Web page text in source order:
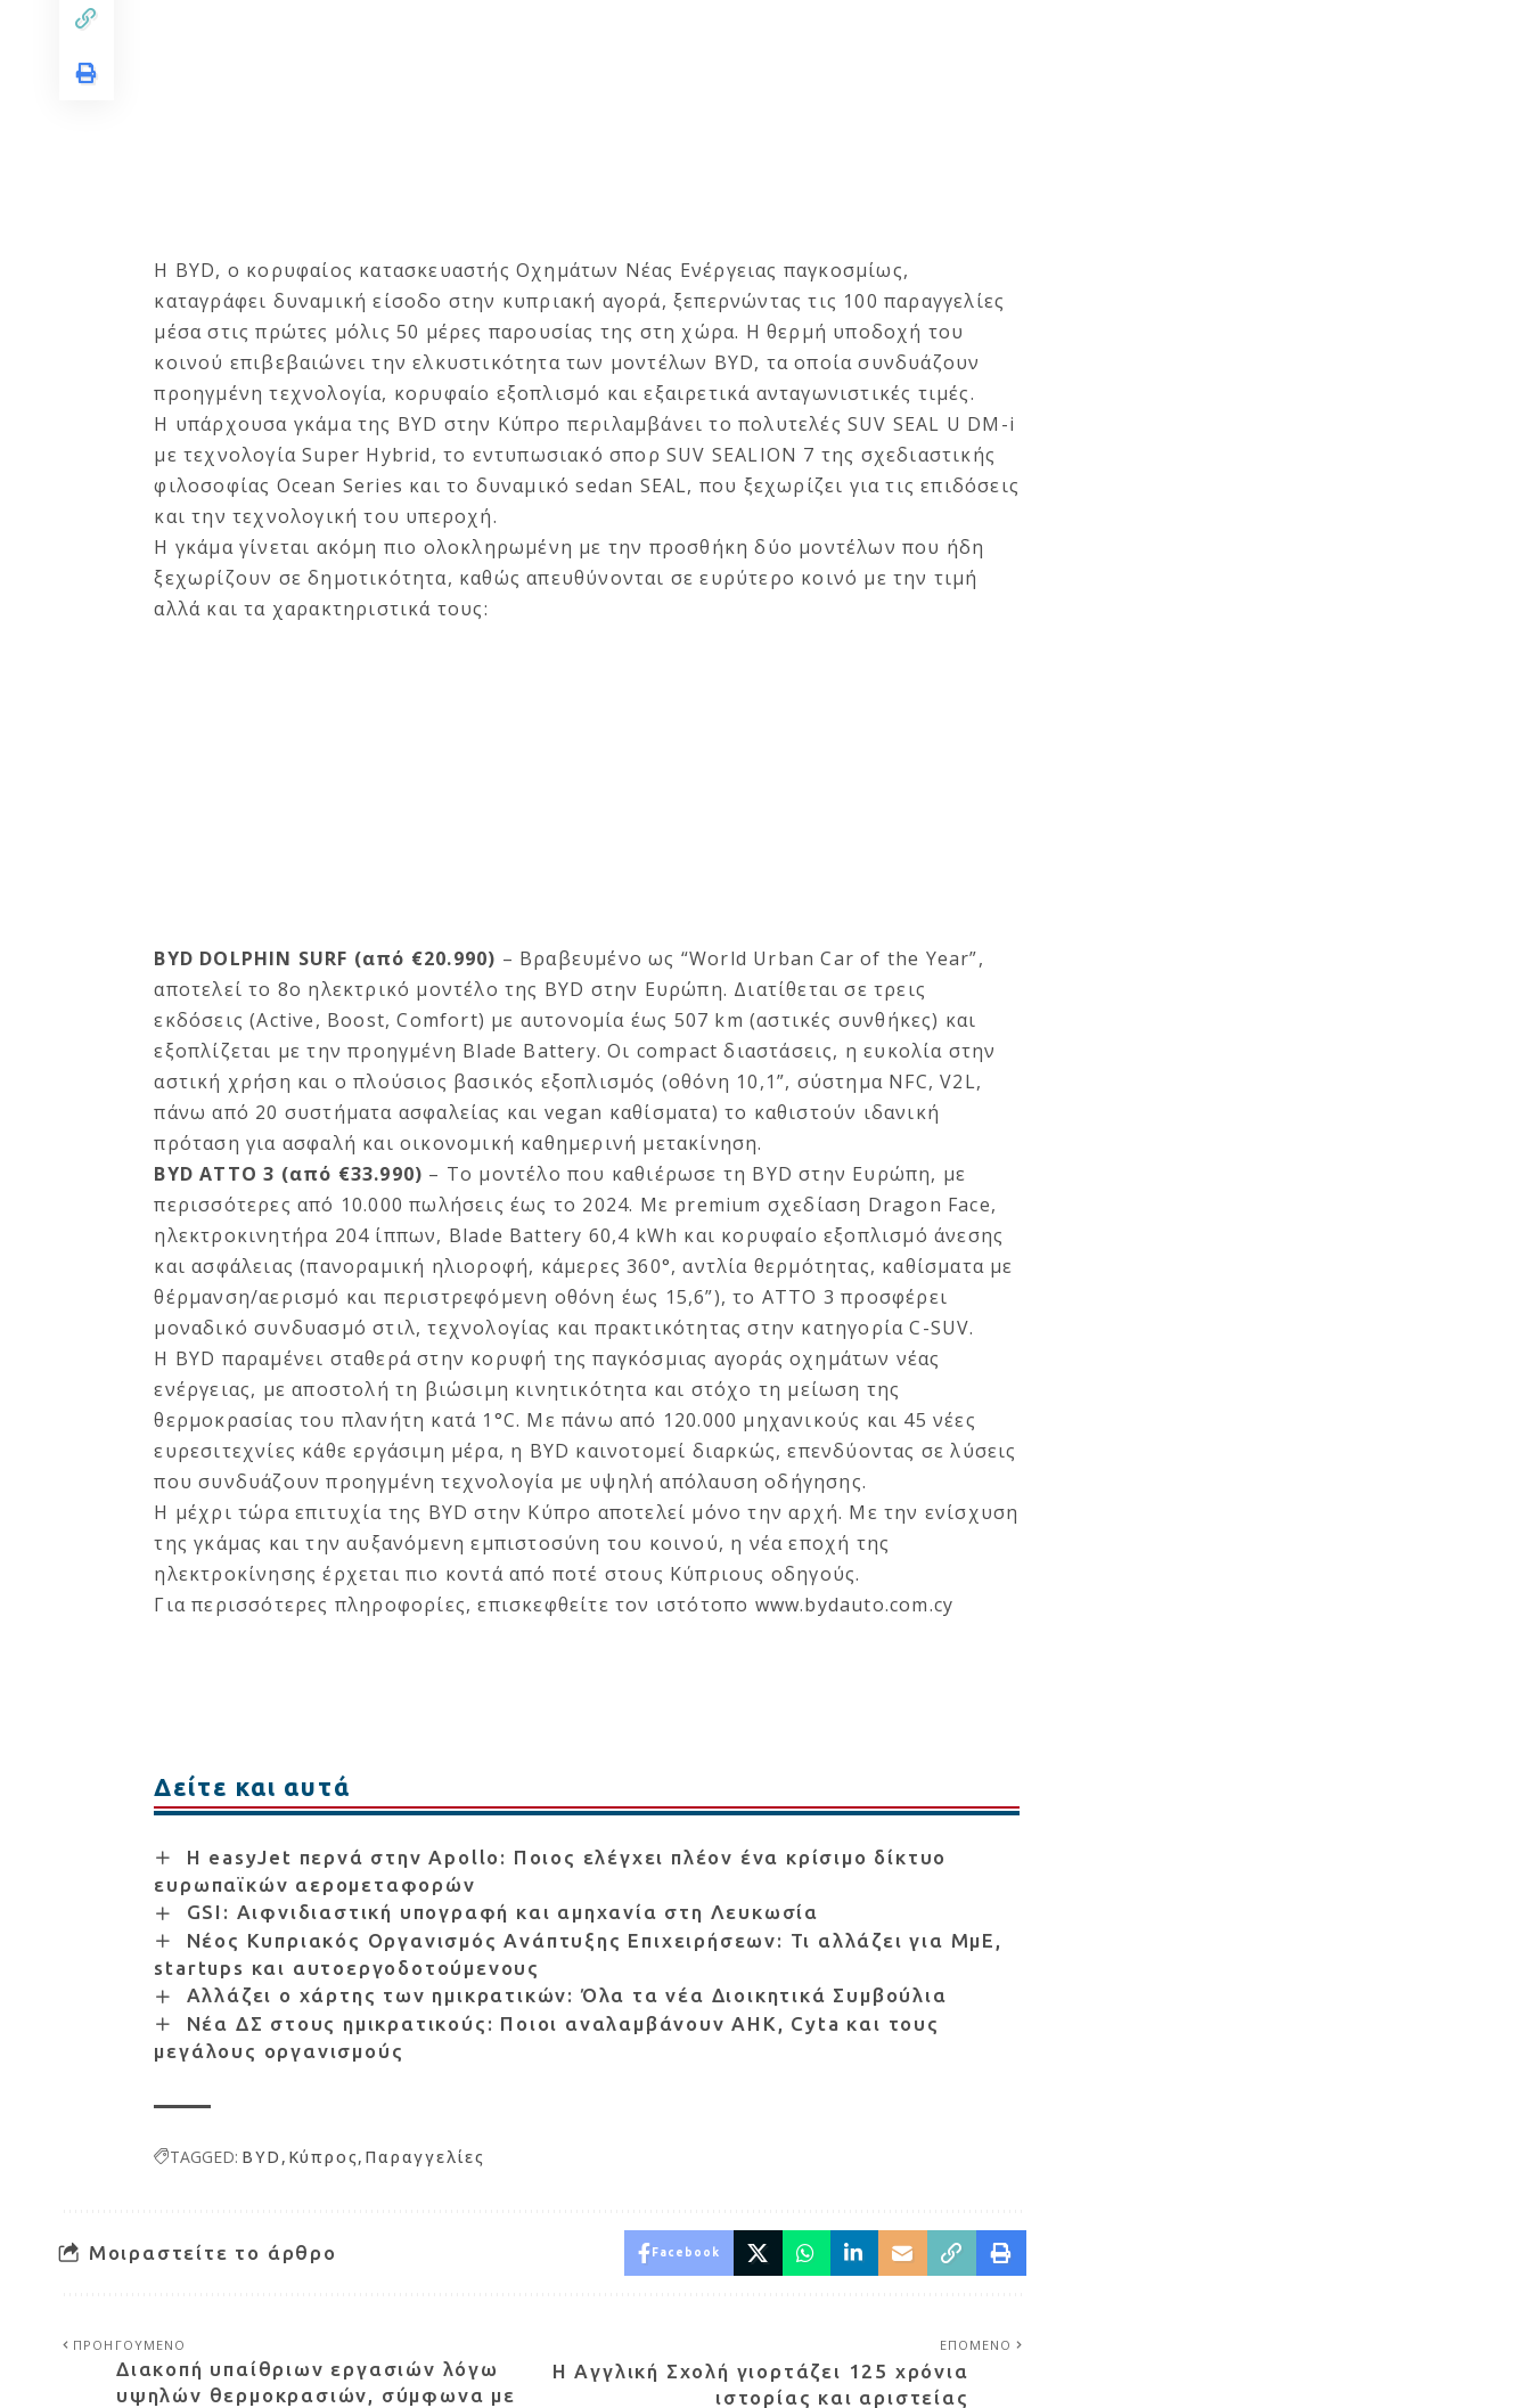
Η BYD, ο κορυφαίος κατασκευαστής Οχημάτων Νέας Ενέργειας παγκοσμίως,
καταγράφει δυναμική είσοδο στην κυπριακή αγορά, ξεπερνώντας τις 100 παραγγελίες
μέσα στις πρώτες μόλις 50 μέρες παρουσίας της στη χώρα. Η θερμή υποδοχή του
κοινού επιβεβαιώνει την ελκυστικότητα των μοντέλων BYD, τα οποία συνδυάζουν
προηγμένη τεχνολογία, κορυφαίο εξοπλισμό και εξαιρετικά ανταγωνιστικές τιμές.
Η υπάρχουσα γκάμα της BYD στην Κύπρο περιλαμβάνει το πολυτελές SUV SEAL U DM-i
με τεχνολογία Super Hybrid, το εντυπωσιακό σπορ SUV SEALION 7 της σχεδιαστικής
φιλοσοφίας Ocean Series και το δυναμικό sedan SEAL, που ξεχωρίζει για τις επιδόσεις
και την τεχνολογική του υπεροχή.
Η γκάμα γίνεται ακόμη πιο ολοκληρωμένη με την προσθήκη δύο μοντέλων που ήδη
ξεχωρίζουν σε δημοτικότητα, καθώς απευθύνονται σε ευρύτερο κοινό με την τιμή
αλλά και τα χαρακτηριστικά τους:
BYD DOLPHIN SURF (από €20.990) – Βραβευμένο ως “World Urban Car of the Year”,
αποτελεί το 8ο ηλεκτρικό μοντέλο της BYD στην Ευρώπη. Διατίθεται σε τρεις
εκδόσεις (Active, Boost, Comfort) με αυτονομία έως 507 km (αστικές συνθήκες) και
εξοπλίζεται με την προηγμένη Blade Battery. Οι compact διαστάσεις, η ευκολία στην
αστική χρήση και ο πλούσιος βασικός εξοπλισμός (οθόνη 10,1”, σύστημα NFC, V2L,
πάνω από 20 συστήματα ασφαλείας και vegan καθίσματα) το καθιστούν ιδανική
πρόταση για ασφαλή και οικονομική καθημερινή μετακίνηση.
BYD ATTO 3 (από €33.990) – Το μοντέλο που καθιέρωσε τη BYD στην Ευρώπη, με
περισσότερες από 10.000 πωλήσεις έως το 2024. Με premium σχεδίαση Dragon Face,
ηλεκτροκινητήρα 204 ίππων, Blade Battery 60,4 kWh και κορυφαίο εξοπλισμό άνεσης
και ασφάλειας (πανοραμική ηλιοροφή, κάμερες 360°, αντλία θερμότητας, καθίσματα με
θέρμανση/αερισμό και περιστρεφόμενη οθόνη έως 15,6”), το ATTO 3 προσφέρει
μοναδικό συνδυασμό στιλ, τεχνολογίας και πρακτικότητας στην κατηγορία C-SUV.
Η BYD παραμένει σταθερά στην κορυφή της παγκόσμιας αγοράς οχημάτων νέας
ενέργειας, με αποστολή τη βιώσιμη κινητικότητα και στόχο τη μείωση της
θερμοκρασίας του πλανήτη κατά 1°C. Με πάνω από 120.000 μηχανικούς και 45 νέες
ευρεσιτεχνίες κάθε εργάσιμη μέρα, η BYD καινοτομεί διαρκώς, επενδύοντας σε λύσεις
που συνδυάζουν προηγμένη τεχνολογία με υψηλή απόλαυση οδήγησης.
Η μέχρι τώρα επιτυχία της BYD στην Κύπρο αποτελεί μόνο την αρχή. Με την ενίσχυση
της γκάμας και την αυξανόμενη εμπιστοσύνη του κοινού, η νέα εποχή της
ηλεκτροκίνησης έρχεται πιο κοντά από ποτέ στους Κύπριους οδηγούς.
Για περισσότερες πληροφορίες, επισκεφθείτε τον ιστότοπο www.bydauto.com.cy
Δείτε και αυτά
Η easyJet περνά στην Apollo: Ποιος ελέγχει πλέον ένα κρίσιμο δίκτυο
ευρωπαϊκών αερομεταφορών
GSI: Αιφνιδιαστική υπογραφή και αμηχανία στη Λευκωσία
Νέος Κυπριακός Οργανισμός Ανάπτυξης Επιχειρήσεων: Τι αλλάζει για ΜμΕ,
startups και αυτοεργοδοτούμενους
Αλλάζει ο χάρτης των ημικρατικών: Όλα τα νέα Διοικητικά Συμβούλια
Νέα ΔΣ στους ημικρατικούς: Ποιοι αναλαμβάνουν ΑΗΚ, Cyta και τους
μεγάλους οργανισμούς
TAGGED: BYD Κύπρος Παραγγελίες
Μοιραστείτε το άρθρο Facebook
ΠΡΟΗΓΟΥΜΕΝΟ
Διακοπή υπαίθριων εργασιών λόγω
υψηλών θερμοκρασιών, σύμφωνα με
ΕΠΟΜΕΝΟ
Η Αγγλική Σχολή γιορτάζει 125 χρόνια
ιστορίας και αριστείας